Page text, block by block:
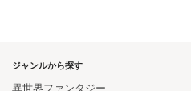
ジャンルから探す
異世界ファンタジー